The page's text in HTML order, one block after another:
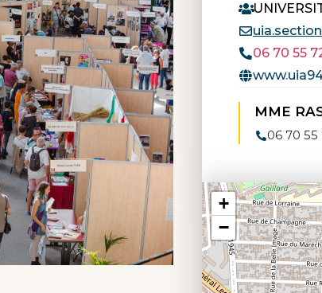
06 70 55
MME
06 70 55
+
−